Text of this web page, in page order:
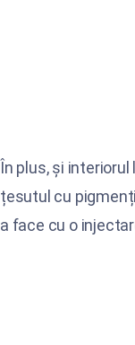
În plus, și
țesutul cu
a face cu o